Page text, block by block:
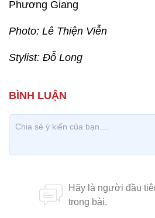
Phương Giang
Photo: Lê Thiện Viễn
Stylist: Đỗ Long